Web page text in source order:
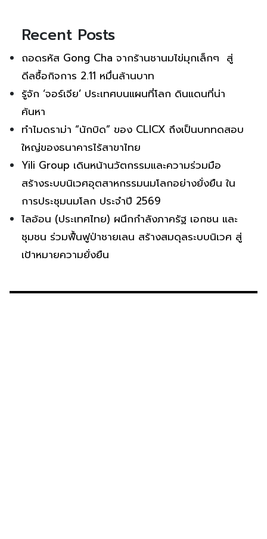
Recent Posts
ถอดรหัส Gong Cha จากร้านชานมไข่มุกเล็กๆ สู่
ดีลซื้อกิจการ 2.11 หมื่นล้านบาท
รู้จัก ‘จอร์เจีย’ ประเทศบนแผนที่โลก ดินแดนที่น่า
ค้นหา
ทำไมดราม่า “นักบิด” ของ CLICX ถึงเป็นบททดสอบ
ใหญ่ของธนาคารไร้สาขาไทย
Yili Group เดินหน้านวัตกรรมและความร่วมมือ
สร้างระบบนิเวศอุตสาหกรรมนมโลกอย่างยั่งยืน ใน
การประชุมนมโลก ประจำปี 2569
ไลอ้อน (ประเทศไทย) ผนึกกำลังภาครัฐ เอกชน และ
ชุมชน ร่วมฟื้นฟูป่าชายเลน สร้างสมดุลระบบนิเวศ สู่
เป้าหมายความยั่งยืน